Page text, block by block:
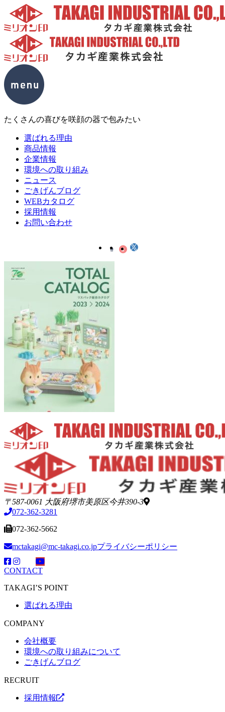
たくさんの喜びを咲顔の器で包みたい
選ばれる理由
商品情報
企業情報
環境への取り組み
ニュース
ごきげんブログ
WEBカタログ
採用情報
お問い合わせ
〒587-0061 大阪府堺市美原区今井390-3
072-362-3281
072-362-5662
mctakagi@mc-takagi.co.jpプライバシーポリシー
CONTACT
TAKAGI’S POINT
選ばれる理由
COMPANY
会社概要
環境への取り組みについて
ごきげんブログ
RECRUIT
採用情報